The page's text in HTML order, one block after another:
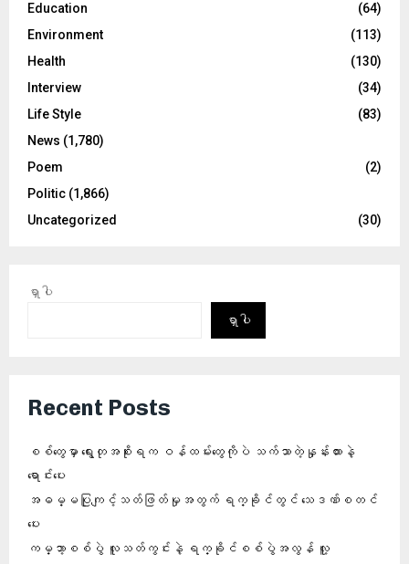
Education
(64)
Environment
(113)
Health
(130)
Interview
(34)
Life Style
(83)
News (1,780)
Poem
(2)
Politic (1,866)
Uncategorized
(30)
ရှာပါ
ရှာပါ
Recent Posts
စစ်တွေမှာ ရွေးတုအစိုးရက ဝန်ထမ်းတွေကိုပဲ သက်သာတဲ့နှုန်းထားနဲ့
ရောင်းပေး
အဓမ္မပြုကျင့်သတ်ဖြတ်မှုအတွက် ရက္ခိုင်တွင် သေဒဏ်စတင်
ပေး
ကမ္ဘာ့စစ်ပွဲ လူသတ်ကွင်းနဲ့ ရက္ခိုင်စစ်ပွဲအလွန် လူ့